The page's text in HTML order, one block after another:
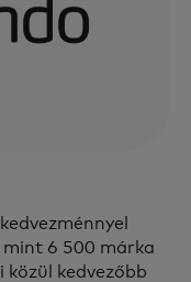
6 500 márka
kedvezőbb